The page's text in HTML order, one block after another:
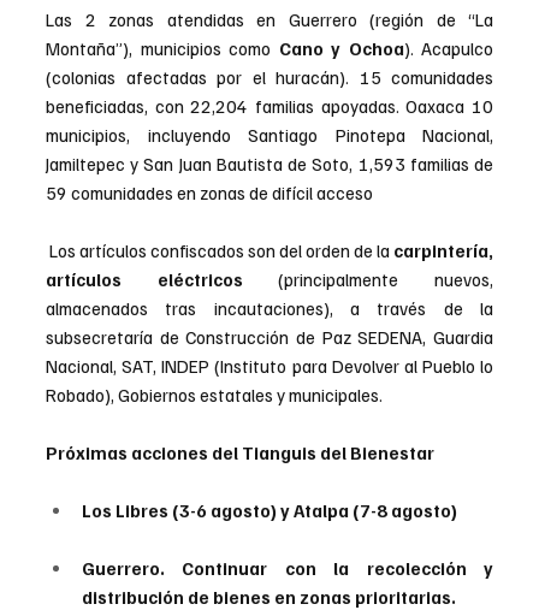
Las 2 zonas atendidas en Guerrero (región de “La
Montaña”), municipios como Cano y Ochoa). Acapulco
(colonias afectadas por el huracán). 15 comunidades
beneficiadas, con 22,204 familias apoyadas. Oaxaca 10
municipios, incluyendo Santiago Pinotepa Nacional,
Jamiltepec y San Juan Bautista de Soto, 1,593 familias de
59 comunidades en zonas de difícil acceso
Los artículos confiscados son del orden de la carpintería,
artículos eléctricos (principalmente nuevos,
almacenados tras incautaciones), a través de la
subsecretaría de Construcción de Paz SEDENA, Guardia
Nacional, SAT, INDEP (Instituto para Devolver al Pueblo lo
Robado), Gobiernos estatales y municipales.
Próximas acciones del Tianguis del Bienestar
Los Libres (3-6 agosto) y Atalpa (7-8 agosto)
Guerrero. Continuar con la recolección y
distribución de bienes en zonas prioritarias.